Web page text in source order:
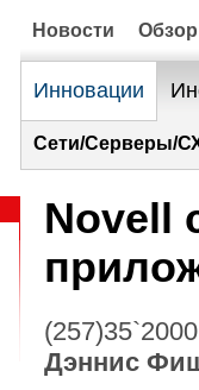
Новости
Инновации
Сети/Серверы/
Novell
(257)35`2000
Дэннис